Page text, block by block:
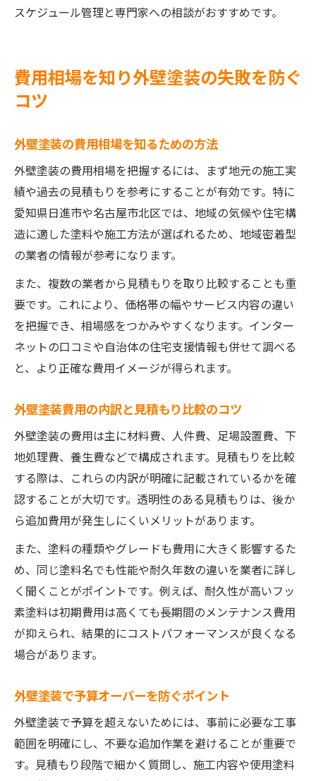
スケジュール管理と専門家への相談がおすすめです。
費用相場を知り外壁塗装の失敗を防ぐ
コツ
外壁塗装の費用相場を知るための方法
外壁塗装の費用相場を把握するには、まず地元の施工実
績や過去の見積もりを参考にすることが有効です。特に
愛知県日進市や名古屋市北区では、地域の気候や住宅構
造に適した塗料や施工方法が選ばれるため、地域密着型
の業者の情報が参考になります。
また、複数の業者から見積もりを取り比較することも重
要です。これにより、価格帯の幅やサービス内容の違い
を把握でき、相場感をつかみやすくなります。インター
ネットの口コミや自治体の住宅支援情報も併せて調べる
と、より正確な費用イメージが得られます。
外壁塗装費用の内訳と見積もり比較のコツ
外壁塗装の費用は主に材料費、人件費、足場設置費、下
地処理費、養生費などで構成されます。見積もりを比較
する際は、これらの内訳が明確に記載されているかを確
認することが大切です。透明性のある見積もりは、後か
ら追加費用が発生しにくいメリットがあります。
また、塗料の種類やグレードも費用に大きく影響するた
め、同じ塗料名でも性能や耐久年数の違いを業者に詳し
く聞くことがポイントです。例えば、耐久性が高いフッ
素塗料は初期費用は高くても長期間のメンテナンス費用
が抑えられ、結果的にコストパフォーマンスが良くなる
場合があります。
外壁塗装で予算オーバーを防ぐポイント
外壁塗装で予算を超えないためには、事前に必要な工事
範囲を明確にし、不要な追加作業を避けることが重要で
す。見積もり段階で細かく質問し、施工内容や使用塗料